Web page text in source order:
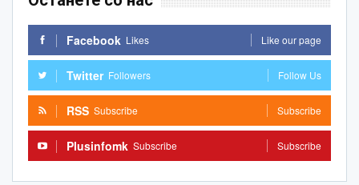
Facebook Likes Like our page
Twitter Followers Follow Us
RSS Subscribe Subscribe
Plusinfomk Subscribe Subscribe